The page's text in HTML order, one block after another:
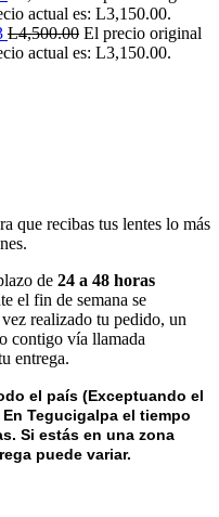
actual es: L3,150.00.
L4,500.00 El precio original
actual es: L3,150.00.
que recibas tus lentes lo más
de 24 a 48 horas
el fin de semana se
realizado tu pedido, un
contigo vía llamada
entrega.
el país (Exceptuando el
n Tegucigalpa el tiempo
Si estás en una zona
puede variar.